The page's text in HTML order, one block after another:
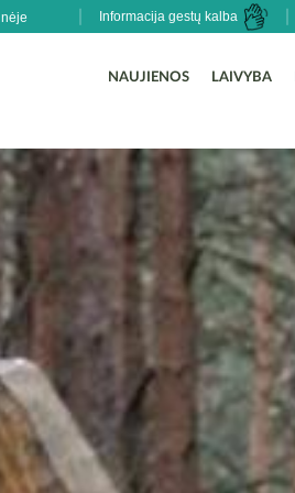
Informacija gestų kalba
NAUJIENOS LAIVYBA